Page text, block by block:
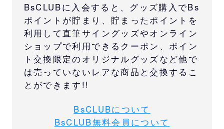
BsCLUBに入会すると、グッズ購入でBs
ポイントが貯まり、貯まったポイントを
利用して直筆サイングッズやオンライン
ショップで利用できるクーポン、ポイン
ト交換限定のオリジナルグッズなど他で
は売っていないレアな商品と交換するこ
とができます!!
BsCLUBについて
BsCLUB無料会員について